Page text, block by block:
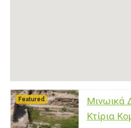
Μινωικά
Κτίρια
Featured